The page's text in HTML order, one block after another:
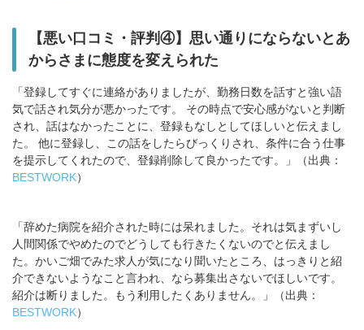
【悪い口コミ・評判④】思い通りにならないとあ
からさまに態度を変えられた
「登録してすぐに連絡がありましたが、勤務日数を話すと強い語
気で話され気分が悪かったです。 その時点で安心感がないと判断
され、話はなかったことに、登録もなしとしてほしいと伝えまし
た。 他に登録し、この話をしたらびっくりされ、条件に合う仕事
を提示してくれたので、登録削除して良かったです。」（出典：
BESTWORK）
「辞めた病院を紹介された時には呆れました。それは気まずいし
人間関係でやめたのでどうしても行きたくないのでと伝えまし
た。かいご畑でみた求人が気になり聞いたところ、はっきりと紹
介できないようなこと言われ、なら募集出さないでほしいです。
紹介は断りました。もう利用したくありません。」（出典：
BESTWORK）